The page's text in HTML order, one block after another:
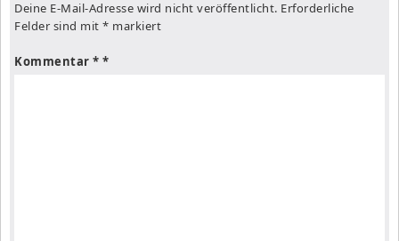
Deine E-Mail-Adresse wird nicht veröffentlicht. Erforderliche
Felder sind mit * markiert
Kommentar *